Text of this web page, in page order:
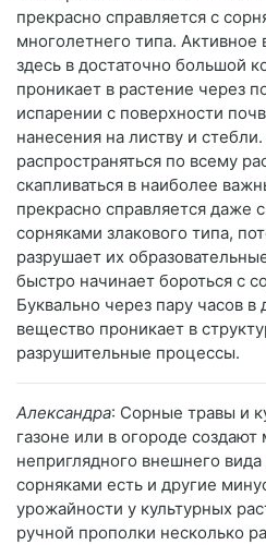
прекрасно справляется с
многолетнего типа.
здесь в достаточно большой
проникает в растение через
испарении с поверхности
нанесения на листву и
распространяться по всему
скапливаться в наиболее
прекрасно справляется даже
сорняками злакового типа,
разрушает их
быстро начинает бороться с
Буквально через пару часов
вещество проникает в
разрушительные процессы.
Александра: Сорные травы и
газоне или в огороде
неприглядного внешнего
сорняками есть и другие
урожайности у культурных
ручной прополки несколько